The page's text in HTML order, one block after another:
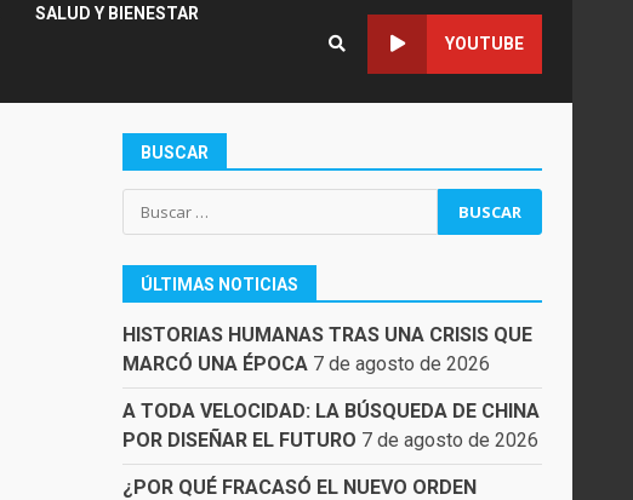
SALUD Y BIENESTAR
YOUTUBE
BUSCAR
Buscar:
ÚLTIMAS NOTICIAS
HISTORIAS HUMANAS TRAS UNA CRISIS QUE
MARCÓ UNA ÉPOCA 7 de agosto de 2026
A TODA VELOCIDAD: LA BÚSQUEDA DE CHINA
POR DISEÑAR EL FUTURO 7 de agosto de 2026
¿POR QUÉ FRACASÓ EL NUEVO ORDEN